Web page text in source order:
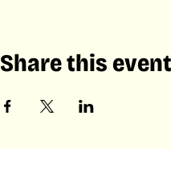
Share this event